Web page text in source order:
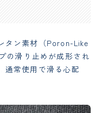
タン素材（Poron-Like
の滑り止めが成形され
通常使用で滑る心配